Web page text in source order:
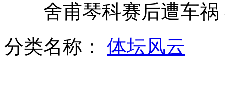
欧洲杯意大利太太团现亚洲面庞
舍甫琴科赛后遭车祸
分类名称： 体坛风云